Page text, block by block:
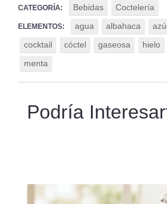
CATEGORÍA: Bebidas Coctelería
ELEMENTOS: agua albahaca
cocktail
cóctel gaseosa hielo
menta
Podría